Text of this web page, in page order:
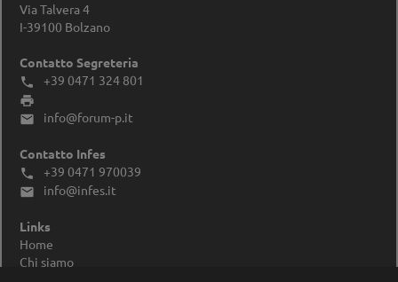
Via Talvera 4
I-39100 Bolzano
Contatto Segreteria
 +39 0471 324 801


info@forum-p.it
Contatto Infes
 +39 0471 970039
 info@infes.it
Links
Home
Chi siamo